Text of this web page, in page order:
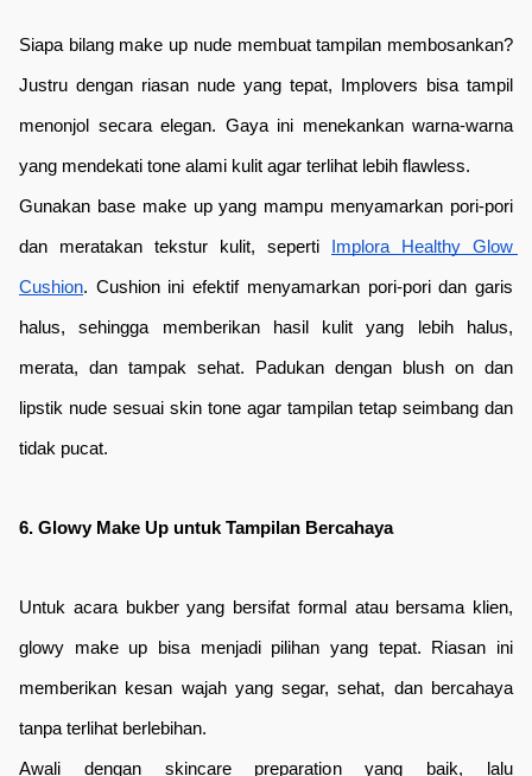
Siapa bilang make up nude membuat tampilan membosankan?
Justru dengan riasan nude yang tepat, Implovers bisa tampil
menonjol secara elegan. Gaya ini menekankan warna-warna
yang mendekati tone alami kulit agar terlihat lebih flawless.
Gunakan base make up yang mampu menyamarkan pori-pori
dan meratakan tekstur kulit, seperti Implora Healthy Glow
Cushion. Cushion ini efektif menyamarkan pori-pori dan garis
halus, sehingga memberikan hasil kulit yang lebih halus,
merata, dan tampak sehat. Padukan dengan blush on dan
lipstik nude sesuai skin tone agar tampilan tetap seimbang dan
tidak pucat.
6. Glowy Make Up untuk Tampilan Bercahaya
Untuk acara bukber yang bersifat formal atau bersama klien,
glowy make up bisa menjadi pilihan yang tepat. Riasan ini
memberikan kesan wajah yang segar, sehat, dan bercahaya
tanpa terlihat berlebihan.
Awali dengan skincare preparation yang baik, lalu